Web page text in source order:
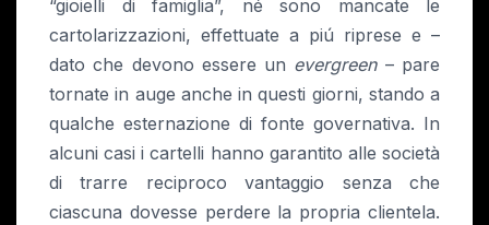
“gioielli di famiglia”, né sono mancate le
cartolarizzazioni, effettuate a piú riprese e –
dato che devono essere un evergreen– pare
tornate in auge anche in questi giorni, stando a
qualche esternazione di fonte governativa. In
alcuni casi i cartelli hanno garantito alle società
di trarre reciproco vantaggio senza che
ciascuna dovesse perdere la propria clientela.